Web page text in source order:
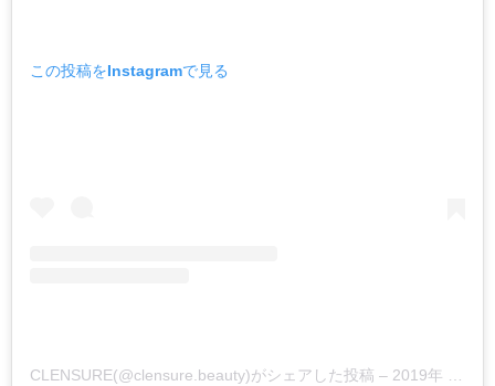
この投稿をInstagramで見る
CLENSURE(@clensure.beauty)がシェアした投稿 – 2019年 4月月27日午後8時07分PDT